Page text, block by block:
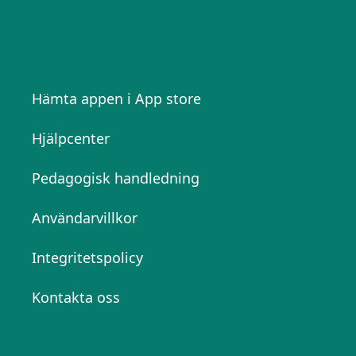
Hämta appen i App store
Hjälpcenter
Pedagogisk handledning
Användarvillkor
Integritetspolicy
Kontakta oss